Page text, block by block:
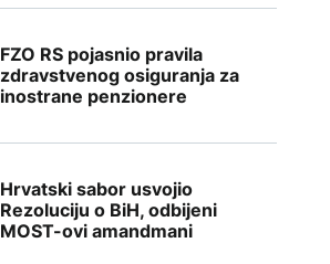
FZO RS pojasnio pravila
zdravstvenog osiguranja za
inostrane penzionere
Hrvatski sabor usvojio
Rezoluciju o BiH, odbijeni
MOST-ovi amandmani